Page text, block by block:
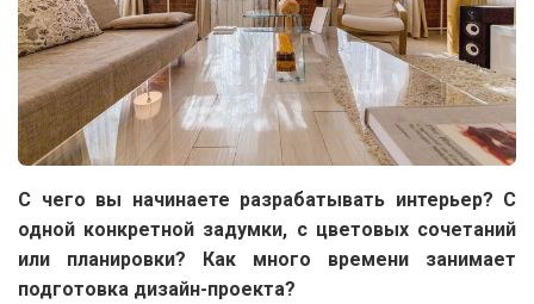
С чего вы начинаете разрабатывать интерьер? С
одной конкретной задумки, с цветовых сочетаний
или планировки? Как много времени занимает
подготовка дизайн-проекта?